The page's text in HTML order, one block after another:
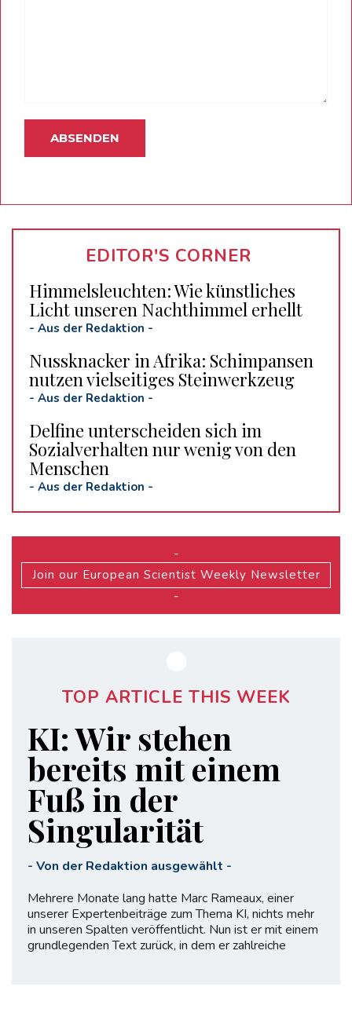
EDITOR'S CORNER
Himmelsleuchten: Wie künstliches
Licht unseren Nachthimmel erhellt
- Aus der Redaktion -
Nussknacker in Afrika: Schimpansen
nutzen vielseitiges Steinwerkzeug
- Aus der Redaktion -
Delfine unterscheiden sich im
Sozialverhalten nur wenig von den
Menschen
- Aus der Redaktion -
-
Join our European Scientist Weekly Newsletter
-
TOP ARTICLE THIS WEEK
KI: Wir stehen
bereits mit einem
Fuß in der
Singularität
- Von der Redaktion ausgewählt -
Mehrere Monate lang hatte Marc Rameaux, einer
unserer Expertenbeiträge zum Thema KI, nichts mehr
in unseren Spalten veröffentlicht. Nun ist er mit einem
grundlegenden Text zurück, in dem er zahlreiche